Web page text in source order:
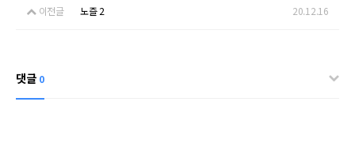
이전글 노즐 2 20.12.16
댓글 0